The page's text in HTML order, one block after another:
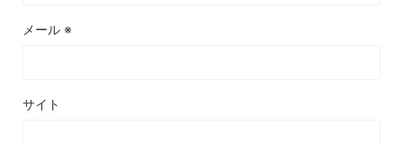
メール ※
サイト